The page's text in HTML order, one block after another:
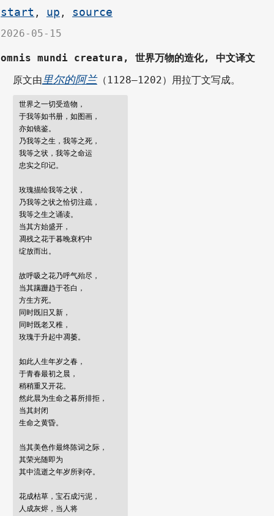
start , up , source
2026-05-15
omnis mundi creatura, 世界万物的造化, 中文译文
原文由里尔的阿兰（1128–1202）用拉丁文写成。
世界之一切受造物，
于我等如书册，如图画，
亦如镜鉴。
乃我等之生，我等之死，
我等之状，我等之命运
忠实之印记。
玫瑰描绘我等之状，
乃我等之状之恰切注疏，
我等之生之诵读。
当其方始盛开，
凋残之花于暮晚衰朽中
绽放而出。
故呼吸之花乃呼气殆尽，
当其蹒跚趋于苍白，
方生方死。
同时既旧又新，
同时既老又稚，
玫瑰于升起中凋萎。
如此人生年岁之春，
于青春最初之晨，
稍稍重又开花。
然此晨为生命之暮所排拒，
当其封闭
生命之黄昏。
当其美色作最终陈词之际，
其荣光随即为
其中流逝之年岁所剥夺。
花成枯草，宝石成污泥，
人成灰烬，当人将